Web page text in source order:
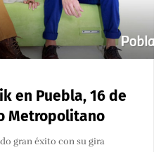
en Puebla, 16 de
Metropolitano
gran éxito con su gira